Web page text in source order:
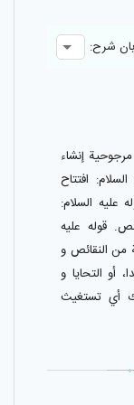
شرح:
إنشاء
افتتاح
عليه السلام:
قوله عليه
من النقائص و
أو التحايا و
أي تستغيث